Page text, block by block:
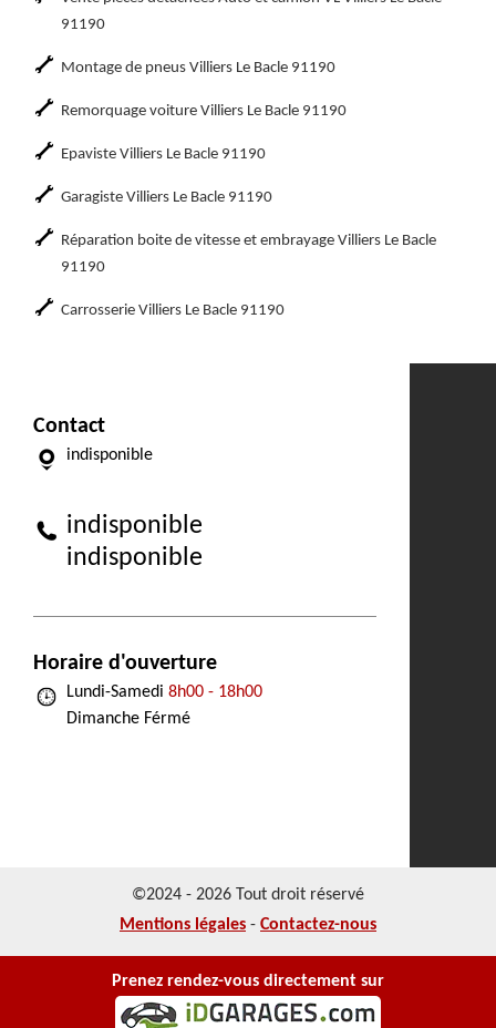
Prenez rendez-vous directement sur
91190
Montage de pneus Villiers Le Bacle 91190
Remorquage voiture Villiers Le Bacle 91190
Epaviste Villiers Le Bacle 91190
Garagiste Villiers Le Bacle 91190
Réparation boite de vitesse et embrayage Villiers Le Bacle
91190
Carrosserie Villiers Le Bacle 91190
Contact
indisponible
indisponible
indisponible
Horaire d'ouverture
Lundi-Samedi 8h00 - 18h00
Dimanche Férmé
©2024 - 2026 Tout droit réservé
Mentions légales - Contactez-nous